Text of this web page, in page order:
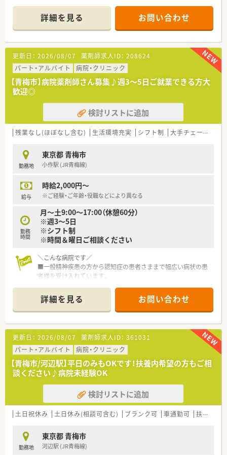
■年間離職率一桁なので働きやすい環境が整っています。
■ご希望があれば転勤も可能♪
生活環境の変化等による転勤希望お気軽にご相談ください
■ドクターとの関係性を重視し、医院との関係も良好です。
＼こんな薬局です／
■総合病院門前の薬局で幅広い科目を勉強できます♪
■完全土日祝休みの店舗でプライベートも充実！
■河辺駅より徒歩4分の好立地です★
詳細を見る お問い合わせ
更新日： 2026/08/07 薬剤師求人ID： 208624
パート・アルバイト
病院・クリニック
【青梅市】病院薬剤師さん募集♪週3～5日ご就業できる方大
歓迎◎
検討リストに追加
残業なし(ほぼなし含む) 生活環境充実 シフト制 大手チェーン以外
勤務地
東京都 青梅市
小作駅 (JR青梅線)
給与
時給2,000円～
※ご経験・ご年齢・役職などにより異なる
勤務
時間
月～土9:00～17:00（休憩60分）
※週3～5日
※シフト制
※時間＆曜日ご相談ください
＼こんな病院です／
■一般精神疾患の方から認知症の患者さままで幅広い病状の患
者様を受け入れています。
■2病院、老健を2施設、クリニックを運営しておりお互い連携し
て患者様対応ができるよう協業されています。
■院内は明るく、広々とした造りとなっており、大変綺麗です。
■採用は施設ごととなる為、異動はございません。
■飲食店が点在し、住宅街が広がる立地です。帰宅時の食事やリ
フレッシュにも最適なエリアです。
＼就業環境／
■診療科目は精神科を中心に内科、歯科など。
■午前中は外来対応、午後は入院患者さんの対応がメインとなり
ます。
■17時定時で残業はほぼございません。
プラベートとの両立も◎
■無料駐車場完備、専用送迎バスがございます。
＼業務内容／
■入院患者様の調剤、監査、お薬セット
詳細を見る お問い合わせ
更新日： 2026/08/07 薬剤師求人ID： 361031
パート・アルバイト
病院・クリニック
【青梅市/河辺駅】平日のみもOKです！扶養内希望の方もご相
談ください♪病院未経験OK
検討リストに追加
土日祝休み 土日休み(相談可含む) ブランク可 車通勤可 扶養内勤務OK
勤務地
東京都 青梅市
河辺駅 (JR青梅線)